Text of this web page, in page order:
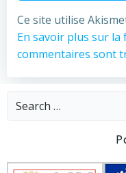
Ce site utilise
En savoir plus sur la
commentaires sont
Search